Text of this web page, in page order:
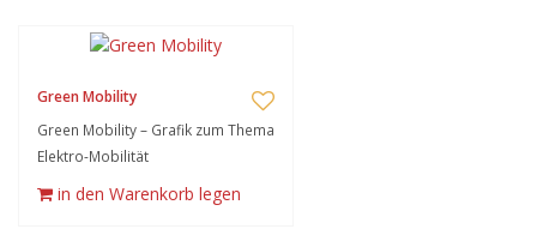
Green Mobility
Green Mobility – Grafik zum Thema
Elektro-Mobilität
in den Warenkorb legen